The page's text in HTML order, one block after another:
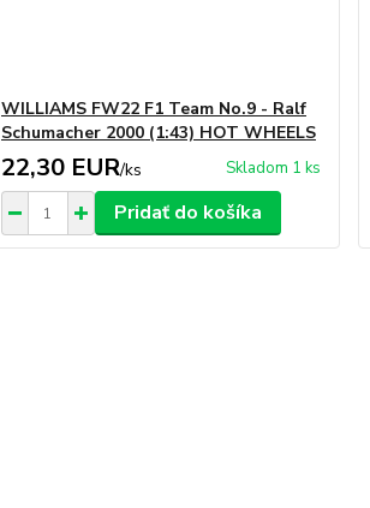
WILLIAMS FW22 F1 Team No.9 - Ralf
Schumacher 2000 (1:43) HOT WHEELS
22,30 EUR/ks Skladom 1 ks
Pridať do košíka